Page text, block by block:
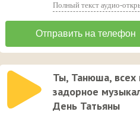
Полный текст аудио-
Ты, Танюша, всех
задорное
День Татьяны